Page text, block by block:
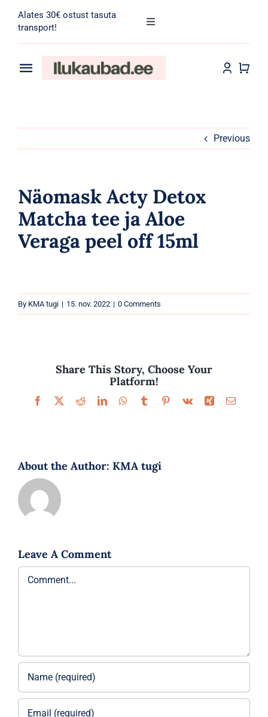
content
Alates 30€ ostust tasuta
transport!
Toggle
for:
Toggle
Meik
Tarvikud
Kaubamärgid
Previous
Näomask Acty Detox
Matcha tee ja Aloe
Veraga peel off 15ml
By KMA tugi | 15. nov. 2022 | 0 Comments
Share This Story, Choose Your
Platform!
Facebook
X RedditLinkedInWhatsApp
TumblrPinterest
Vk Xing Email
About the Author: KMA tugi
Leave A Comment
Comment